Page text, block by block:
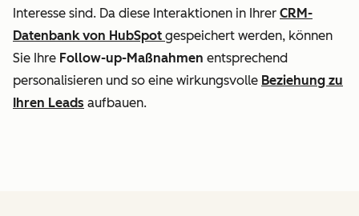
Interesse sind. Da diese Interaktionen in Ihrer CRM-
Datenbank von HubSpot gespeichert werden, können
Sie Ihre Follow-up-Maßnahmen entsprechend
personalisieren und so eine wirkungsvolle Beziehung zu
Ihren Leads aufbauen.